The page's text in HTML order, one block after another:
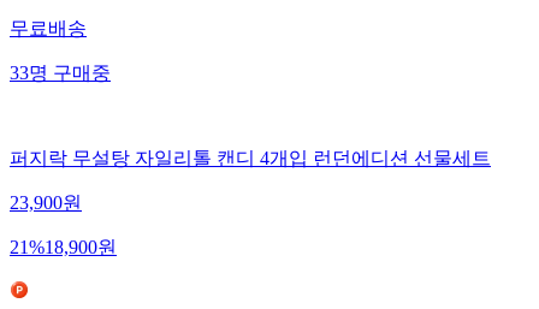
무료배송
33명구매중
퍼지락 무설탕 자일리톨 캔디 4개입 런던에디션 선물세트
23,900원
21%18,900원